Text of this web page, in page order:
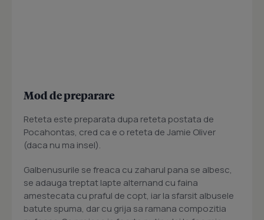
Mod de preparare
Reteta este preparata dupa reteta postata de
Pocahontas, cred ca e o reteta de Jamie Oliver
(daca nu ma insel).
Galbenusurile se freaca cu zaharul pana se albesc,
se adauga treptat lapte alternand cu faina
amestecata cu praful de copt, iar la sfarsit albusele
batute spuma, dar cu grija sa ramana compozitia